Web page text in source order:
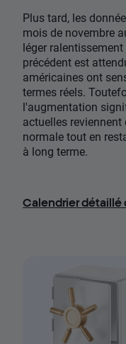
Plus tard, les
mois de novembre
léger
précédent est
américaines ont
termes réels.
l'augmentation
actuelles
normale tout en
à long terme.
Calendrier détaillé